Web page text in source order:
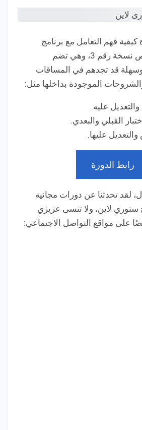
فهم التعامل مع برنامج
ستورى لاين وبالأخص نسخة رقم 3، وهي تضم
قد تجدهم في المساقات
الموجودة بداخلها مثل:
عليه.
القبلي والبعدي.
عليها.
رابط الدورة
لقد تحدثنا عن دورات مجانية
ستوري لاين، ولا تنسى عزيزي
على مواقع التواصل الاجتماعي: